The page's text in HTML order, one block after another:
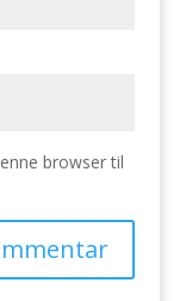
browser til